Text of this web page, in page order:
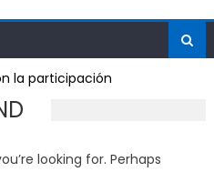
la participación
looking for. Perhaps